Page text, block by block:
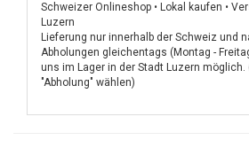
Schweizer Onlineshop • Lokal kaufen •
Luzern
Lieferung nur innerhalb der Schweiz und
Abholungen gleichentags (Montag -
uns im Lager in der Stadt Luzern möglich.
"Abholung" wählen)